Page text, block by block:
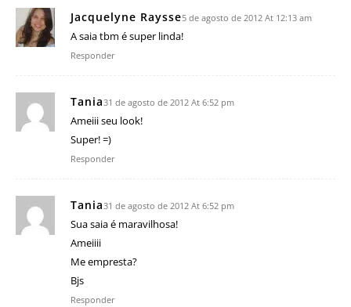
Jacquelyne Raysse5 de agosto de 2012 At 12:13 am
A saia tbm é super linda!
Responder
Tania31 de agosto de 2012 At 6:52 pm
Ameiii seu look!
Super! =)
Responder
Tania31 de agosto de 2012 At 6:52 pm
Sua saia é maravilhosa!
Ameiiii
Me empresta?
Bjs
Responder